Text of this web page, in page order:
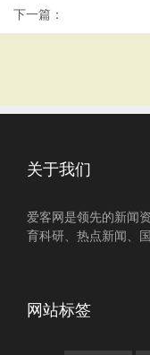
下一篇：
关于我们
爱客网是领先的新闻
育科研、热点新闻、
网站标签